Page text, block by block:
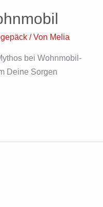
/ Von Melia
bei Wohnmobil-
Deine Sorgen